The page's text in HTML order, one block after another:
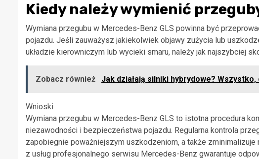
Kiedy należy wymienić
Wymiana przegubu w Mercedes-Benz GLS powinna być
pojazdu. Jeśli zauważysz jakiekolwiek objawy zużycia lub
układzie kierowniczym lub wycieki smaru, należy jak najszybciej
Zobacz również Jak działają silniki hybrydowe?
Wnioski
Wymiana przegubu w Mercedes-Benz GLS to istotna procedura
niezawodności i bezpieczeństwa pojazdu. Regularna kontrola
zapobiegnie poważniejszym uszkodzeniom, a także
z usług profesjonalnego serwisu Mercedes-Benz gwarantuje